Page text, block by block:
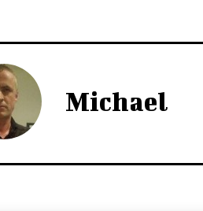
Michael